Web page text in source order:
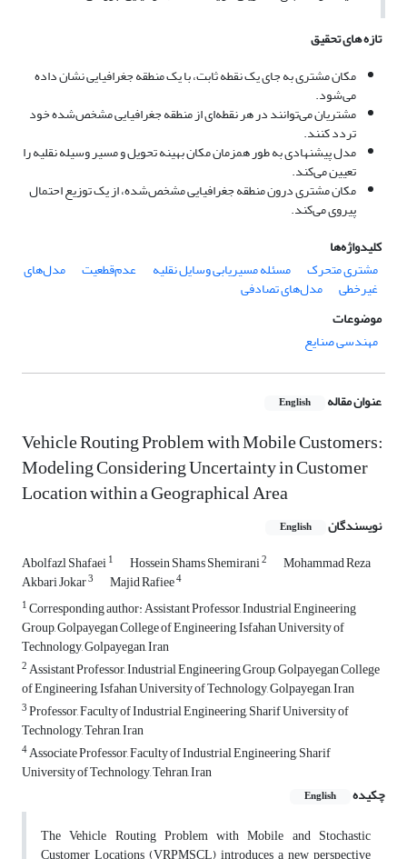
تازه های تحقیق
مکان مشتری به جای یک نقطه ثابت، با یک منطقه جغرافیایی نشان داده
می‌شود.
مشتریان می‌توانند در هر نقطه‌ای از منطقه جغرافیایی مشخص‌شده خود
تردد کنند.
مدل پیشنهادی به طور همزمان مکان بهینه تحویل و مسیر وسیله نقلیه را
تعیین می‌کند.
مکان مشتری درون منطقه جغرافیایی مشخص‌شده، از یک توزیع احتمال
پیروی می‌کند.
کلیدواژه‌ها
مشتری متحرک
مسئله مسیریابی وسایل نقلیه عدم‌قطعیت مدل‌های
غیرخطی
مدل‌های تصادفی
موضوعات
مهندسی صنایع
عنوان مقاله English
Vehicle Routing Problem with Mobile Customers:
Modeling Considering Uncertainty in Customer
Location within a Geographical Area
نویسندگان English
Abolfazl Shafaei1 Hossein Shams Shemirani2 Mohammad Reza
Akbari Jokar3 Majid Rafiee4
1Corresponding author: Assistant Professor, Industrial Engineering
Group, Golpayegan College of Engineering, Isfahan University of
Technology, Golpayegan, Iran
2Assistant Professor, Industrial Engineering Group, Golpayegan College
of Engineering, Isfahan University of Technology, Golpayegan, Iran
3Professor, Faculty of Industrial Engineering, Sharif University of
Technology, Tehran, Iran
4Associate Professor, Faculty of Industrial Engineering, Sharif
University of Technology, Tehran, Iran
چکیده
English
The Vehicle Routing Problem with Mobile and Stochastic